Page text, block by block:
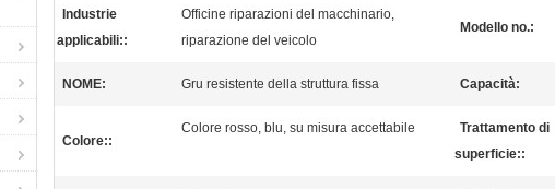
Industrie
applicabili::
Officine riparazioni del macchinario,
riparazione del veicolo
Modello no.:
NOME: Gru resistente della struttura fissa Capacità:
Colore::
Colore rosso, blu, su misura accettabile
Trattamento di
superficie::